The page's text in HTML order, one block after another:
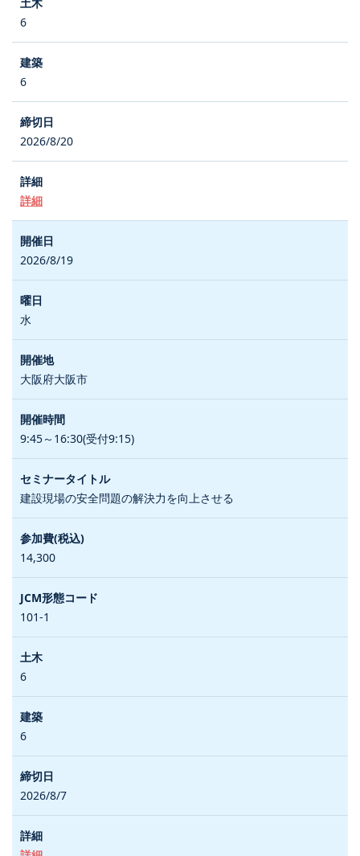
6
6
2026/8/20
詳細
2026/8/19
水
大阪府大阪市
9:45～16:30(受付9:15)
建設現場の安全問題の解決力を向上させる
14,300
101-1
6
6
2026/8/7